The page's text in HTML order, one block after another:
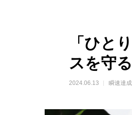
「ひと
スを守
2024.06.13 瞬速達